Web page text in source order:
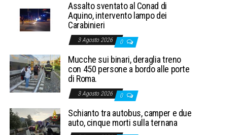
Assalto sventato al Conad di
Aquino, intervento lampo dei
Carabinieri
3 Agosto 2026 0
Mucche sui binari, deraglia treno
con 450 persone a bordo alle porte
di Roma.
3 Agosto 2026 0
Schianto tra autobus, camper e due
auto, cinque morti sulla ternana